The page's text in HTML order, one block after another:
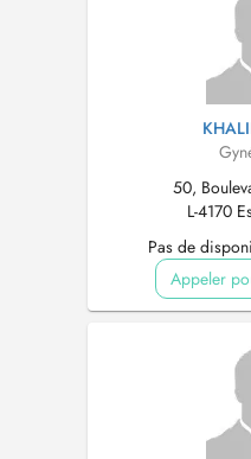
50,
L-4170
Pas de
Appeler